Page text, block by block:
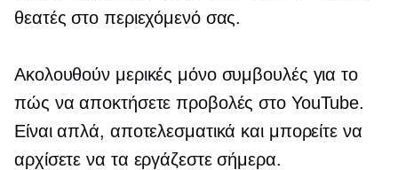
θεατές στο περιεχόμενό σας.
Ακολουθούν μερικές μόνο συμβουλές για το
πώς να αποκτήσετε προβολές στο YouTube.
Είναι απλά, αποτελεσματικά και μπορείτε να
αρχίσετε να τα εργάζεστε σήμερα.